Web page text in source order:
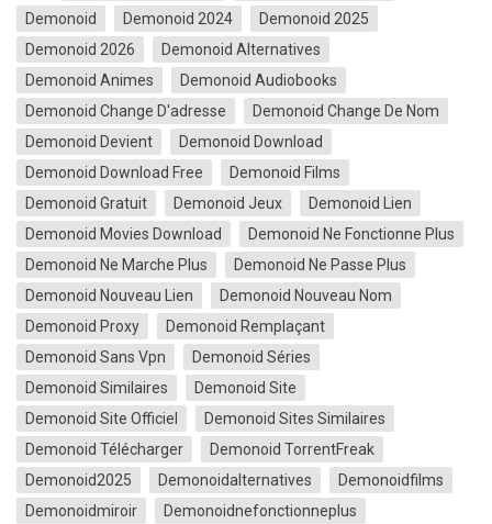
Demonoid Demonoid 2024
Demonoid 2025
Demonoid 2026
Demonoid Alternatives
Demonoid Animes
Demonoid Audiobooks
Demonoid Change D'adresse
Demonoid Change De Nom
Demonoid Devient
Demonoid Download
Demonoid Download Free
Demonoid Films
Demonoid Gratuit
Demonoid Jeux
Demonoid Lien
Demonoid Movies Download
Demonoid Ne Fonctionne Plus
Demonoid Ne Marche Plus
Demonoid Ne Passe Plus
Demonoid Nouveau Lien
Demonoid Nouveau Nom
Demonoid Proxy
Demonoid Remplaçant
Demonoid Sans Vpn
Demonoid Séries
Demonoid Similaires
Demonoid Site
Demonoid Site Officiel
Demonoid Sites Similaires
Demonoid Télécharger
Demonoid TorrentFreak
Demonoid2025
Demonoidalternatives
Demonoidfilms
Demonoidmiroir
Demonoidnefonctionneplus